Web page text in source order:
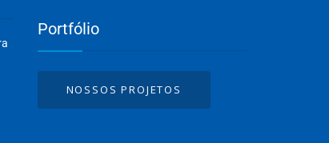
Portfólio
NOSSOS PROJETOS
de celular